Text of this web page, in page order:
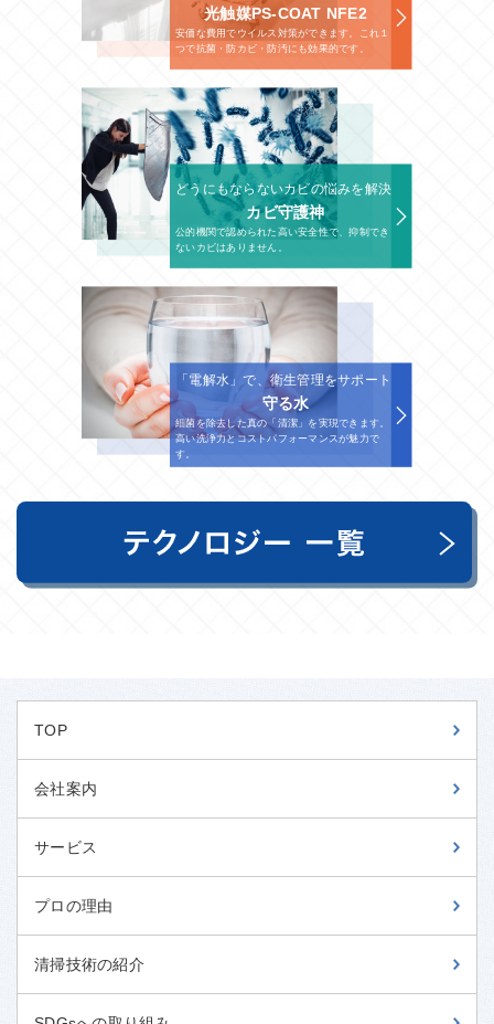
光触媒PS-COAT NFE2
安価な費用でウイルス対策ができます。これ１
つで抗菌・防カビ・防汚にも効果的です。
どうにもならないカビの悩みを解決
カビ守護神
公的機関で認められた高い安全性で、抑制でき
ないカビはありません。
「電解水」で、衛生管理をサポート
守る水
細菌を除去した真の「清潔」を実現できます。
高い洗浄力とコストパフォーマンスが魅力で
す。
TOP
会社案内
サービス
プロの理由
清掃技術の紹介